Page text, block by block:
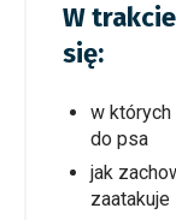
W
się:
w których
do psa
jak
zaatakuje